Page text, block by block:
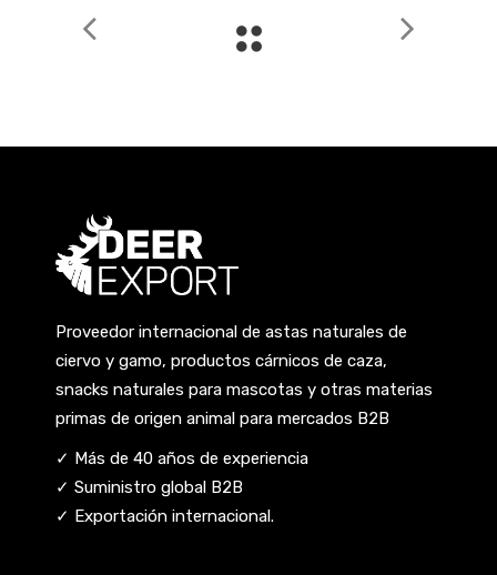
Proveedor internacional de astas naturales de
ciervo y gamo, productos cárnicos de caza,
snacks naturales para mascotas y otras materias
primas de origen animal para mercados B2B
✓ Más de 40 años de experiencia
✓ Suministro global B2B
✓ Exportación internacional.